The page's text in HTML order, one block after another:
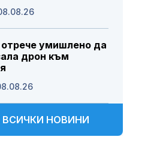
отрече умишлено да
дрон към
НОВИНИ